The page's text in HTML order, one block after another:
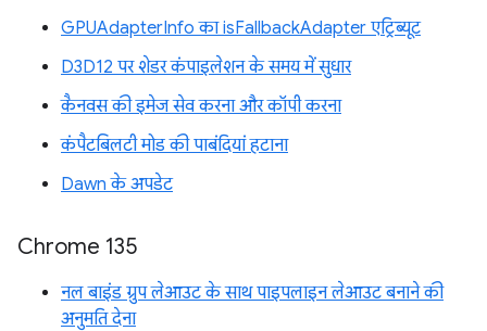
GPUAdapterInfo का isFallbackAdapter एट्रिब्यूट
D3D12 पर शेडर कंपाइलेशन के समय में सुधार
कैनवस की इमेज सेव करना और कॉपी करना
कंपैटबिलटी मोड की पाबंदियां हटाना
Dawn के अपडेट
Chrome 135
नल बाइंड ग्रुप लेआउट के साथ पाइपलाइन लेआउट बनाने की
अनुमति देना